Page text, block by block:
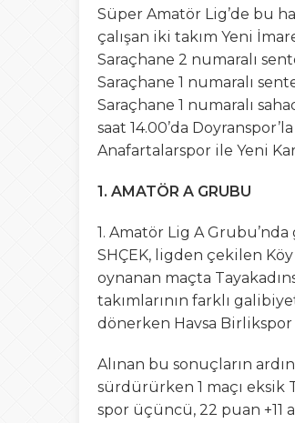
Süper Amatör Lig’de bu
çalışan iki takım Yeni
Saraçhane 2 numaralı
Saraçhane 1 numaralı
Saraçhane 1 numaralı
saat 14.00’da
Anafartalarspor ile Yeni
1. AMATÖR A GRUBU
1. Amatör Lig A
SHÇEK, ligden çekilen
oynanan maçta
takımlarının farklı
dönerken Havsa
Alınan bu sonuçların
sürdürürken 1 maçı eksik
spor üçüncü, 22 puan +11